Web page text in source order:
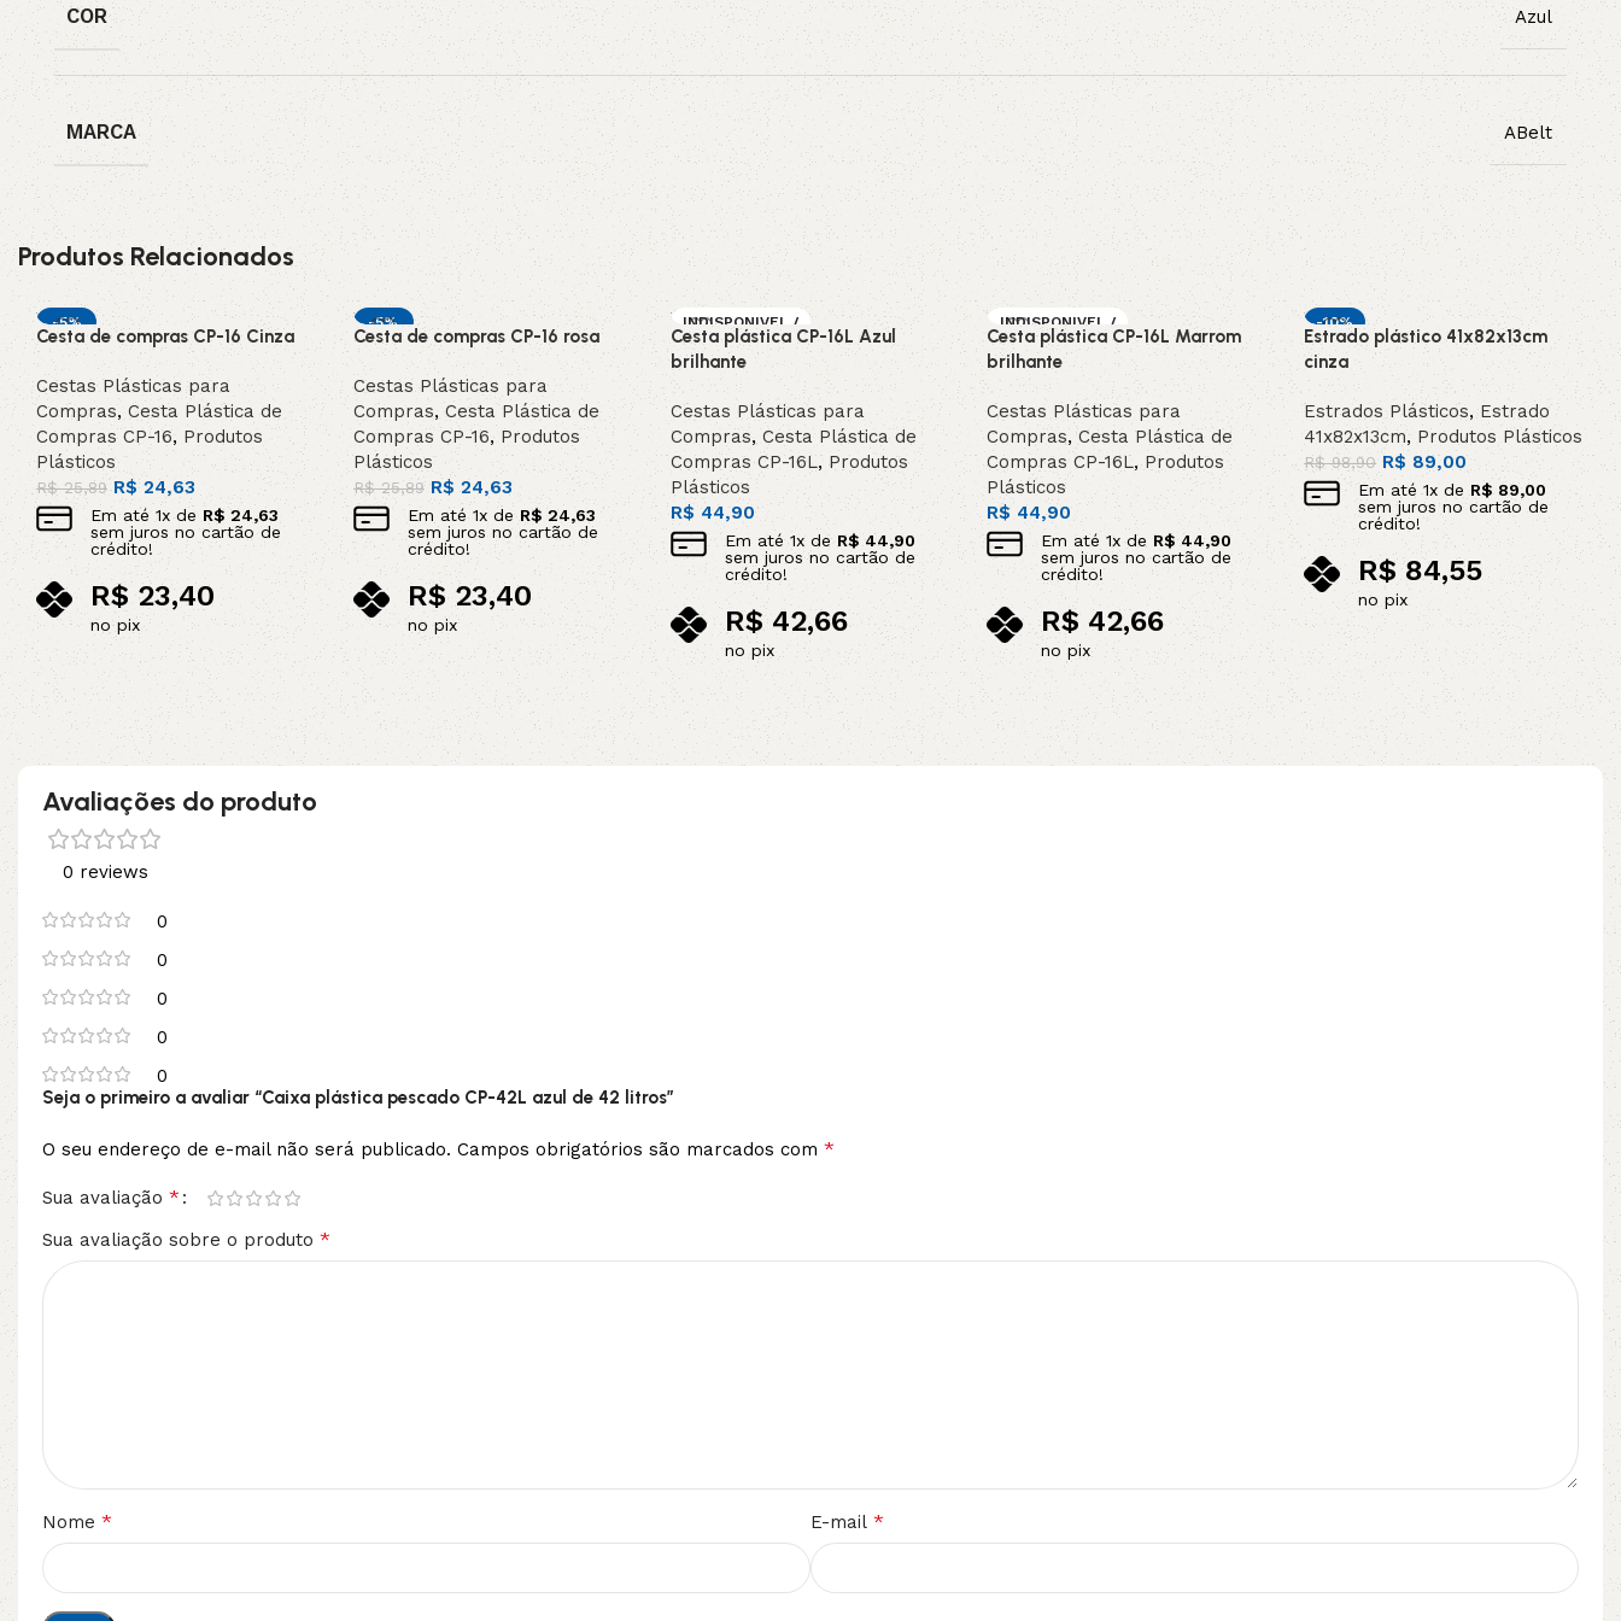
COR Azul
MARCA ABelt
Produtos Relacionados
-5%
Cesta de compras CP-16 Cinza
Cestas Plásticas para
Compras, Cesta Plástica de
Compras CP-16, Produtos
Plásticos
R$25,89 R$24,63
Em até 1x de R$ 24,63
sem juros no cartão de
crédito!
R$ 23,40
no pix
Adicionar ao carrinho
-5%
Cesta de compras CP-16 rosa
Cestas Plásticas para
Compras,Cesta Plástica de
Compras CP-16, Produtos
Plásticos
R$25,89 R$ 24,63
Em até1x deR$ 24,63
sem juros no cartão de
crédito!
R$23,40
no pix
Adicionar ao carrinho
INDISPONIVEL /
SOB ENCOMEN
DA
Cesta plástica CP-16L Azul
brilhante
Cestas Plásticas para
Compras,Cesta Plástica de
Compras CP-16L, Produtos
Plásticos
R$44,90
Em até1x deR$44,90
sem juros no cartão de
crédito!
R$42,66
no pix
Leia mais
INDISPONIVEL /
SOB ENCOMEN
DA
Cesta plástica CP-16L Marrom
brilhante
Cestas Plásticas para
Compras,Cesta Plástica de
Compras CP-16L,Produtos
Plásticos
R$ 44,90
Em até1x de R$44,90
sem juros no cartão de
crédito!
R$42,66
no pix
Leia mais
-10%
DESTAQUE
Estrado plástico 41x82x13cm
cinza
Estrados Plásticos,Estrado
41x82x13cm, Produtos Plásticos
R$98,90 R$ 89,00
Em até1x de R$89,00
sem juros no cartão de
crédito!
R$84,55
no pix
Adicionar ao carrinho
Avaliações do produto
0 reviews
0
0
0
0
0
Seja o primeiro a avaliar “Caixa plástica pescado CP-42L azul de 42 litros”
O seu endereço de e-mail não será publicado. Campos obrigatórios são marcados com *
Sua avaliação *
Sua avaliação sobre o produto *
Nome * E-mail *